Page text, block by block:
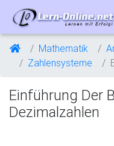
Mathematik
Zahlensysteme
Einführung Der
Dezimalzahlen